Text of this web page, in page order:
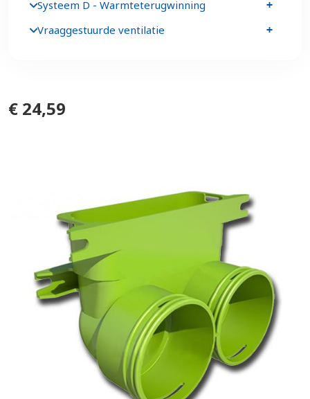
€ 24,59
Systeem D - Warmteterugwinning
Vraaggestuurde ventilatie